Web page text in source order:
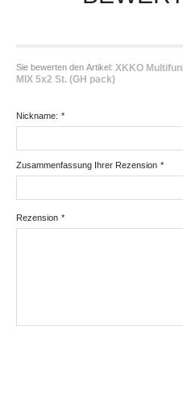
Sie bewerten den Artikel: XKKO
MIX 5x2 St. (GH pack)
*
Nickname:
*
Zusammenfassung Ihrer Rezension
*
Rezension